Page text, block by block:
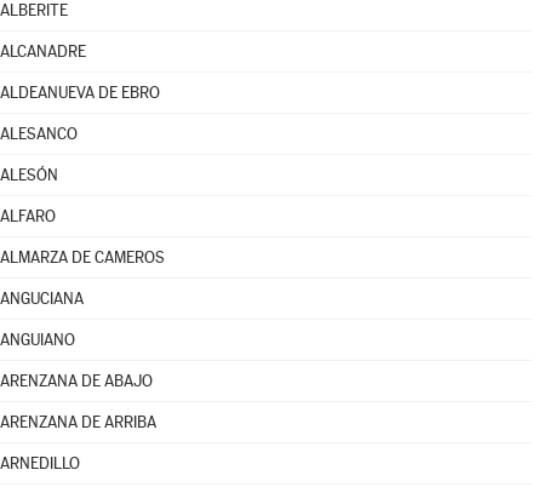
ALBERITE
ALCANADRE
ALDEANUEVA DE EBRO
ALESANCO
ALESÓN
ALFARO
ALMARZA DE CAMEROS
ANGUCIANA
ANGUIANO
ARENZANA DE ABAJO
ARENZANA DE ARRIBA
ARNEDILLO